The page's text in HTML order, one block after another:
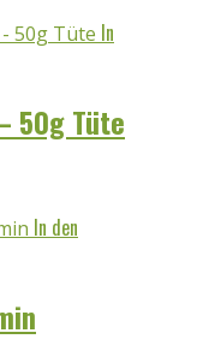
In
50g Tüte
In den